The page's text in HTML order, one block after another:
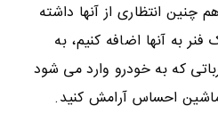
چنین انتظاری از آنها داشته
به آنها اضافه کنیم، به
که به خودرو وارد می شود
احساس آرامش کنید.